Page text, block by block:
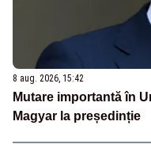
8 aug. 2026, 15:42
Mutare importantă în
Magyar la președinție